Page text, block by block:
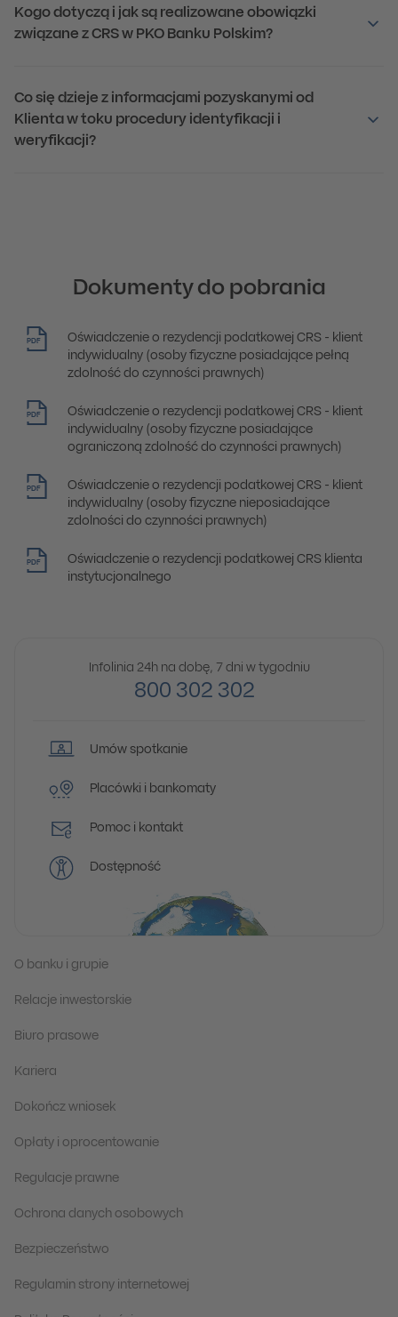
Kogo dotyczą i jak są realizowane obowiązki
związane z CRS w PKO Banku Polskim?
Co się dzieje z informacjami pozyskanymi od
Klienta w toku procedury identyfikacji i
weryfikacji?
Dokumenty do pobrania
PDF
Oświadczenie o rezydencji podatkowej CRS - klient
indywidualny (osoby fizyczne posiadające pełną
zdolność do czynności prawnych)
PDF
Oświadczenie o rezydencji podatkowej CRS - klient
indywidualny (osoby fizyczne posiadające
ograniczoną zdolność do czynności prawnych)
PDF
Oświadczenie o rezydencji podatkowej CRS - klient
indywidualny (osoby fizyczne nieposiadające
zdolności do czynności prawnych)
PDF
Oświadczenie o rezydencji podatkowej CRS klienta
instytucjonalnego
Infolinia 24h na dobę, 7 dni w tygodniu
800 302 302
Umów spotkanie
Placówki i bankomaty
Pomoc i kontakt
Dostępność
O banku i grupie
Relacje inwestorskie
Biuro prasowe
Kariera
Dokończ wniosek
Opłaty i oprocentowanie
Regulacje prawne
Ochrona danych osobowych
Bezpieczeństwo
Regulamin strony internetowej